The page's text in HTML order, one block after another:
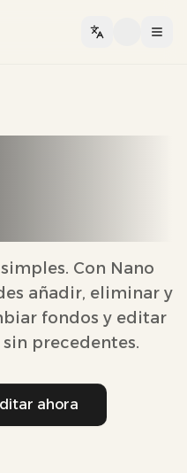
Con Nano
añadir, eliminar y
fondos y editar
precedentes.
ahora